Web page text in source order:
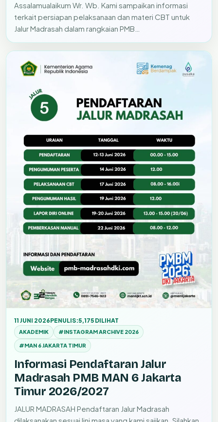
Assalamualaikum Wr. Wb. Kami sampaikan informasi
terkait persiapan pelaksanaan dan materi CBT untuk
Jalur Madrasah dalam rangkaian PMB…
11 JUNI 2026PENULIS:5,175 DILIHAT
AKADEMIK #INSTAGRAM ARCHIVE 2026
#MAN 6 JAKARTA TIMUR
Informasi Pendaftaran Jalur
Madrasah PMB MAN 6 Jakarta
Timur 2026/2027
JALUR MADRASAH Pendaftaran Jalur Madrasah